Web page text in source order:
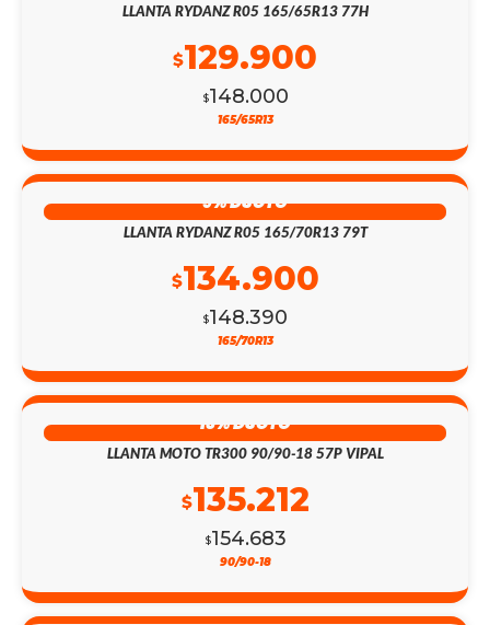
LLANTA RYDANZ R05 165/65R13 77H
$148.000
$129.900
165/65R13
9% DSCTO
LLANTA RYDANZ R05 165/70R13 79T
$148.390
$134.900
165/70R13
13% DSCTO
LLANTA MOTO TR300 90/90-18 57P VIPAL
$154.683
$135.212
90/90-18